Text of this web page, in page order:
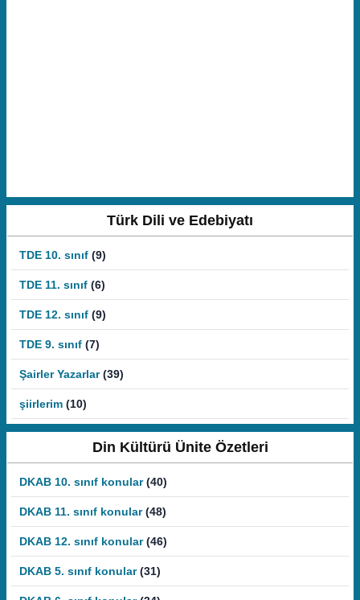
Türk Dili ve Edebiyatı
TDE 10. sınıf (9)
TDE 11. sınıf (6)
TDE 12. sınıf (9)
TDE 9. sınıf (7)
Şairler Yazarlar (39)
şiirlerim (10)
Din Kültürü Ünite Özetleri
DKAB 10. sınıf konular (40)
DKAB 11. sınıf konular (48)
DKAB 12. sınıf konular (46)
DKAB 5. sınıf konular (31)